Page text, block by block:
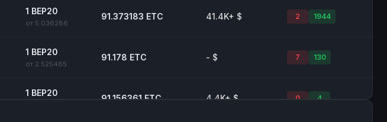
1 BEP20
от 5.036286
91.373183 ETC 41.4K+ $ 2 1944
1 BEP20
от 2.525465
91.178 ETC - $ 7 130
1 BEP20
91.156361 ETC 4.4K+ $ 0 4